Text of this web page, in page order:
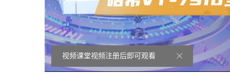
视频课堂视频注册后即可观看